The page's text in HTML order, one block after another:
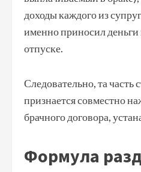
доходы каждого из
именно приносил деньги
отпуске.
Следовательно, та часть
признается совместно
брачного договора,
Формула